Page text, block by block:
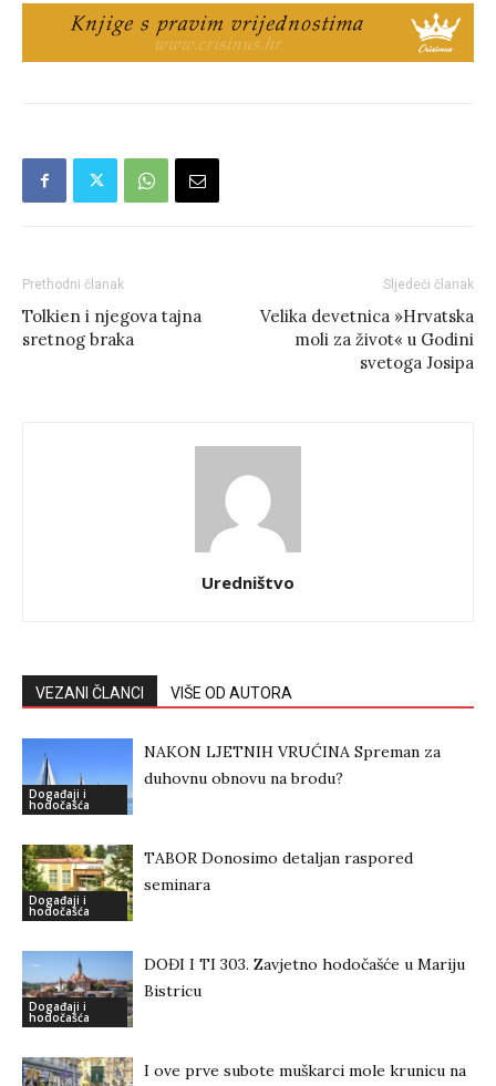
Prethodni članak
Tolkien i njegova tajna
sretnog braka
Sljedeći članak
Velika devetnica »Hrvatska
moli za život« u Godini
svetoga Josipa
Uredništvo
VEZANI ČLANCI VIŠE OD AUTORA
Događaji i
hodočašća
NAKON LJETNIH VRUĆINA Spreman za
duhovnu obnovu na brodu?
Događaji i
hodočašća
TABOR Donosimo detaljan raspored
seminara
Događaji i
hodočašća
DOĐI I TI 303. Zavjetno hodočašće u Mariju
Bistricu
I ove prve subote muškarci mole krunicu na